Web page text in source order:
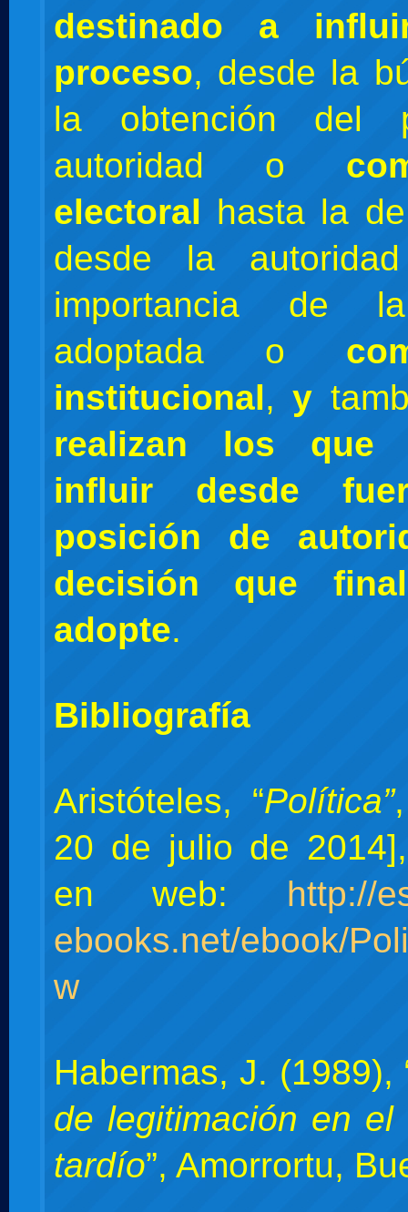
destinado a
proceso, desde la
la obtención del
autoridad o
electoral hasta la
desde la
importancia de
adoptada o
institucional,y
realizan los que
influir desde
posición de
decisión que
adopte.
Bibliografía
Aristóteles, “Política”
20 de julio de
en web: http://
ebooks.net/ebook/
w
Habermas, J. (1989),
de legitimación en el
tardío”, Amorrortu,